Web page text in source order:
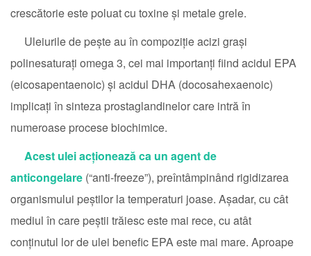
crescătorie este poluat cu toxine și metale grele.
Uleiurile de pește au în compoziție acizi grași
polinesaturați omega 3, cei mai importanți fiind acidul EPA
(eicosapentaenoic) și acidul DHA (docosahexaenoic)
implicați în sinteza prostaglandinelor care intră în
numeroase procese biochimice.
Acest ulei acționează ca un agent de
anticongelare (“anti-freeze”), preîntâmpinând rigidizarea
organismului peștilor la temperaturi joase. Așadar, cu cât
mediul în care peștii trăiesc este mai rece, cu atât
conținutul lor de ulei benefic EPA este mai mare. Aproape